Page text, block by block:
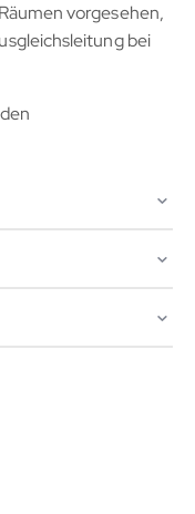
vorgesehen,
bei